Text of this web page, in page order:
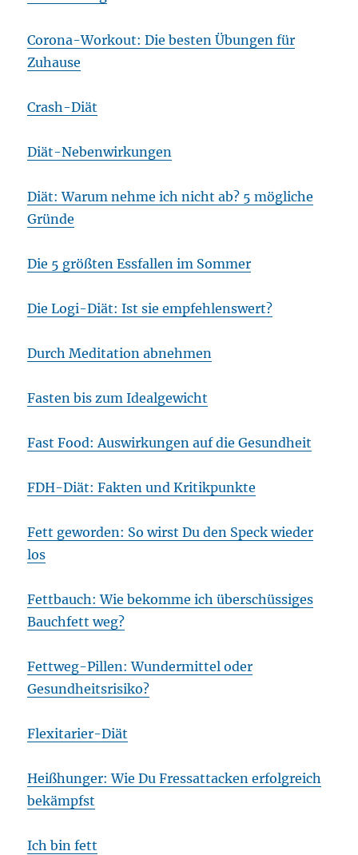
Corona-Workout: Die besten Übungen für
Zuhause
Crash-Diät
Diät-Nebenwirkungen
Diät: Warum nehme ich nicht ab? 5 mögliche
Gründe
Die 5 größten Essfallen im Sommer
Die Logi-Diät: Ist sie empfehlenswert?
Durch Meditation abnehmen
Fasten bis zum Idealgewicht
Fast Food: Auswirkungen auf die Gesundheit
FDH-Diät: Fakten und Kritikpunkte
Fett geworden: So wirst Du den Speck wieder
los
Fettbauch: Wie bekomme ich überschüssiges
Bauchfett weg?
Fettweg-Pillen: Wundermittel oder
Gesundheitsrisiko?
Flexitarier-Diät
Heißhunger: Wie Du Fressattacken erfolgreich
bekämpfst
Ich bin fett